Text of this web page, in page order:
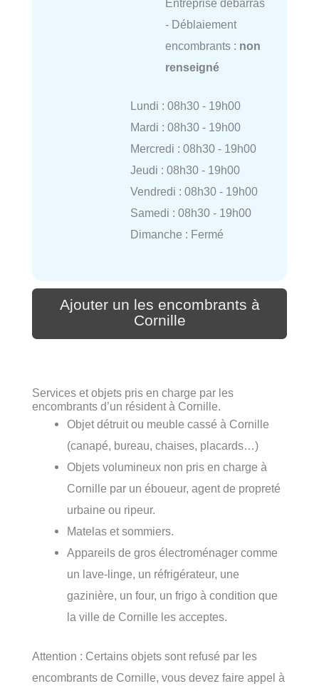
Entreprise débarras
- Déblaiement
encombrants : non
renseigné
Lundi : 08h30 - 19h00
Mardi : 08h30 - 19h00
Mercredi : 08h30 - 19h00
Jeudi : 08h30 - 19h00
Vendredi : 08h30 - 19h00
Samedi : 08h30 - 19h00
Dimanche : Fermé
Ajouter un les encombrants à
Cornille
Services et objets pris en charge par les
encombrants d’un résident à Cornille.
Objet détruit ou meuble cassé à Cornille
(canapé, bureau, chaises, placards…)
Objets volumineux non pris en charge à
Cornille par un éboueur, agent de propreté
urbaine ou ripeur.
Matelas et sommiers.
Appareils de gros électroménager comme
un lave-linge, un réfrigérateur, une
gazinière, un four, un frigo à condition que
la ville de Cornille les acceptes.
Attention : Certains objets sont refusé par les
encombrants de Cornille, vous devez faire appel à